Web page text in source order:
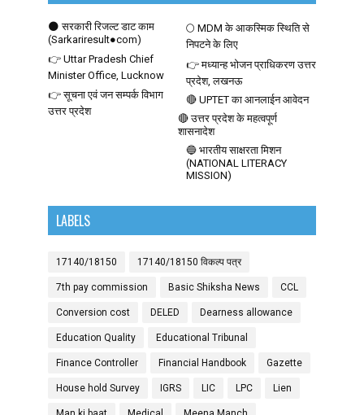
🌑 सरकारी रिजल्ट डाट काम
(Sarkariresult●com)
🌕 MDM के आकस्मिक स्थिति से
निपटने के लिए
👉 Uttar Pradesh Chief
Minister Office, Lucknow
👉 मध्यान्ह भोजन प्राधिकरण उत्तर
प्रदेश, लखनऊ
👉 सूचना एवं जन सम्पर्क विभाग
उत्तर प्रदेश
🔴 UPTET का आनलाईन आवेदन
🔴 उत्तर प्रदेश के महत्वपूर्ण
शासनादेश
🔵 भारतीय साक्षरता मिशन
(NATIONAL LITERACY
MISSION)
LABELS
17140/18150 17140/18150 विकल्प पत्र
7th pay commission Basic Shiksha News CCL
Conversion cost DELED Dearness allowance
Education Quality Educational Tribunal
Finance Controller Financial Handbook Gazette
House hold Survey IGRS LIC LPC Lien